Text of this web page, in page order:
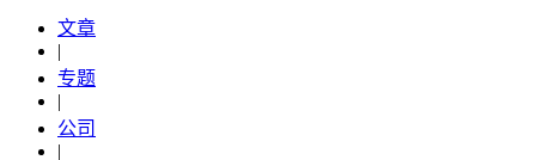
文章
专题
公司